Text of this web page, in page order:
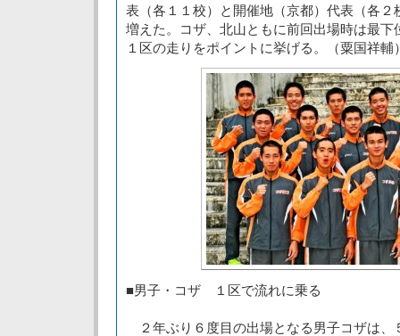
表（各１１校）と開催地（京都）代表（各２
増えた。コザ、北山ともに前回出場時は最下
１区の走りをポイントに挙げる。（粟国祥輔
■男子・コザ １区で流れに乗る
２年ぶり６度目の出場となる男子コザは、